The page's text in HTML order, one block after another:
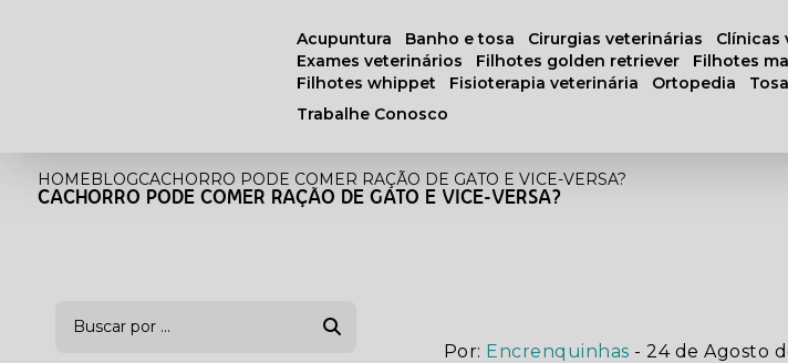
acupuntura banho e tosa cirurgias veterinárias
exames veterinários
filhotes golden retriever filhotes
filhotes whippet
fisioterapia veterinária ortopedia tosa
Trabalhe Conosco
HOMEBLOGCACHORRO PODE COMER RAÇÃO DE GATO E VICE-VERSA?
CACHORRO PODE COMER RAÇÃO DE GATO E VICE-VERSA?
Por: Encrenquinhas - 24 de Agosto